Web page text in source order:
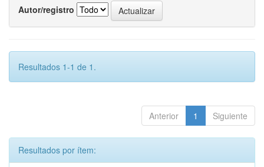
Autor/registro
Resultados 1-1 de 1.
Anterior 1 Siguiente
Resultados por ítem: